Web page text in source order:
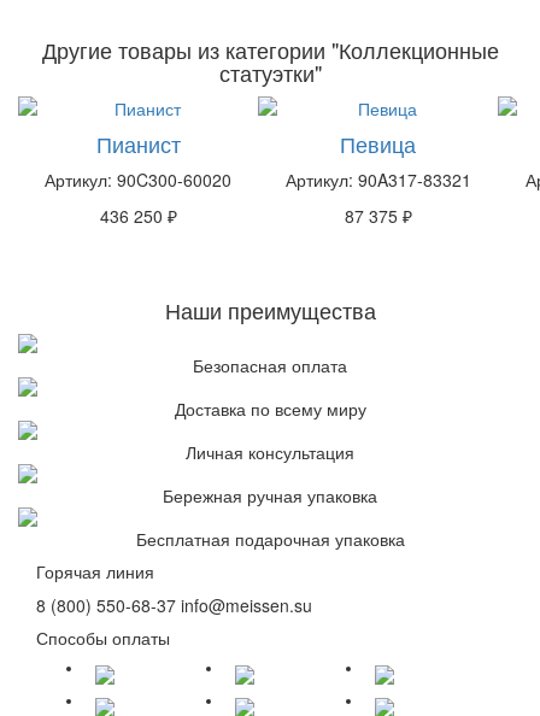
Другие товары из категории "Коллекционные
статуэтки"
Пианист
Артикул: 90C300-60020
436 250 ₽
Певица
Артикул: 90A317-83321
87 375 ₽
Наши преимущества
Безопасная оплата
Доставка по всему миру
Личная консультация
Бережная ручная упаковка
Бесплатная подарочная упаковка
Горячая линия
8 (800) 550-68-37 info@meissen.su
Способы оплаты